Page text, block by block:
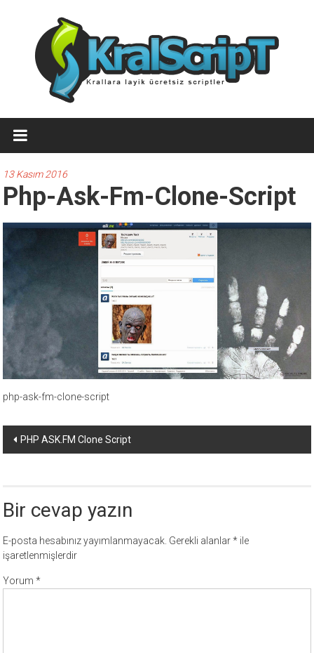
Ücretsiz
WordPress
Temaları,Ücretsiz
Script
Kralscript.com
sayfamızda
profesyonel
ücretsiz
temalar,
ücretli
temalar,
wordpress
temaları,
php
theme
download
13 Kasım 2016
Php-Ask-Fm-Clone-Script
php-ask-fm-clone-script
Yazı
PHP ASK.FM Clone Script
Bir cevap yazın
E-posta hesabınız yayımlanmayacak. Gerekli alanlar* ile
işaretlenmişlerdir
Yorum*